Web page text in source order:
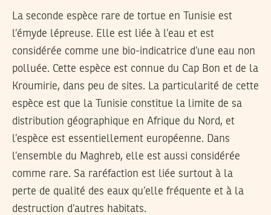
La seconde espèce rare de tortue en Tunisie est
l’émyde lépreuse. Elle est liée à l’eau et est
considérée comme une bio-indicatrice d’une eau non
polluée. Cette espèce est connue du Cap Bon et de la
Kroumirie, dans peu de sites. La particularité de cette
espèce est que la Tunisie constitue la limite de sa
distribution géographique en Afrique du Nord, et
l’espèce est essentiellement européenne. Dans
l’ensemble du Maghreb, elle est aussi considérée
comme rare. Sa raréfaction est liée surtout à la
perte de qualité des eaux qu’elle fréquente et à la
destruction d’autres habitats.